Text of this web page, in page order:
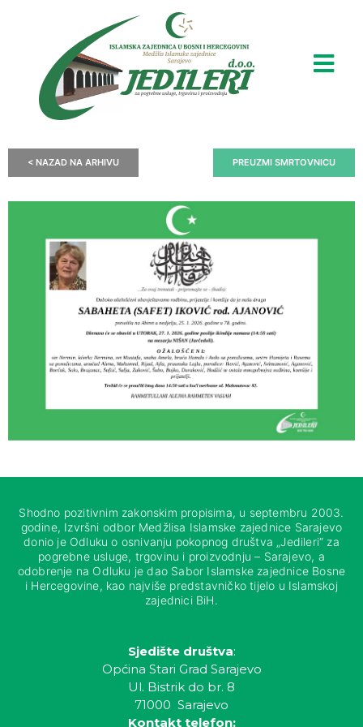
< NAZAD NA ARHIVU PREUZMI SMRTOVNICU
Shodno pozitivnim zakonskim propisima, u septembru 2003.
godine, Izvršni odbor Medžlisa Islamske zajednice Sarajevo
donio je Odluku o osnivanju pokopnog društva „Jedileri“ za
pogrebne usluge, trgovinu i proizvodnju – Sarajevo, a
odobrenje na Odluku je dao Sabor Islamske zajednice Bosne
i Hercegovine, kao najviše predstavničko tijelo u Islamskoj
zajednici BiH.
Sjedište društva:
Općina Stari Grad Sarajevo
Ul. Bistrik do br. 8
71000 Sarajevo
Kontakt telefon: